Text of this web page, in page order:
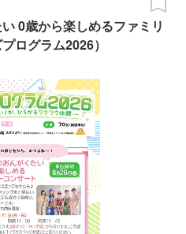
0歳から楽しめるファミリ
ログラム2026）